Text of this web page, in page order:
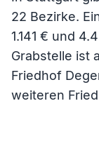
22 Bezirke.
1.141 € und
Grabstelle ist
Friedhof
weiteren